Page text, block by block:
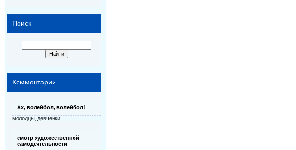
Поиск
Комментарии
Ах, волейбол, волейбол!
молодцы, девчёнки!
смотр художественной
самодеятельности